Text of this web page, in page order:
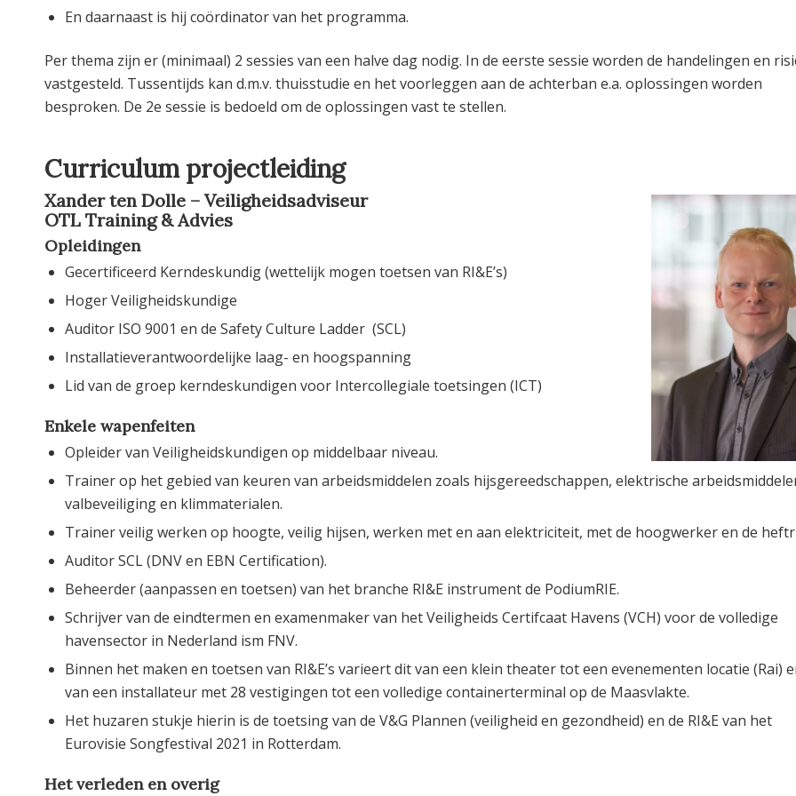
En daarnaast is hij coördinator van het programma.
Per thema zijn er (minimaal) 2 sessies van een halve dag nodig. In de eerste sessie worden de handelingen en
vastgesteld. Tussentijds kan d.m.v. thuisstudie en het voorleggen aan de achterban e.a. oplossingen worden
besproken. De 2e sessie is bedoeld om de oplossingen vast te stellen.
Curriculum projectleiding
Xander ten Dolle – Veiligheidsadviseur
OTL Training & Advies
Opleidingen
Gecertificeerd Kerndeskundig (wettelijk mogen toetsen van RI&E’s)
Hoger Veiligheidskundige
Auditor ISO 9001 en de Safety Culture Ladder (SCL)
Installatieverantwoordelijke laag- en hoogspanning
Lid van de groep kerndeskundigen voor Intercollegiale toetsingen (ICT)
Enkele wapenfeiten
Opleider van Veiligheidskundigen op middelbaar niveau.
Trainer op het gebied van keuren van arbeidsmiddelen zoals hijsgereedschappen, elektrische
valbeveiliging en klimmaterialen.
Trainer veilig werken op hoogte, veilig hijsen, werken met en aan elektriciteit, met de hoogwerker en de
Auditor SCL (DNV en EBN Certification).
Beheerder (aanpassen en toetsen) van het branche RI&E instrument de PodiumRIE.
Schrijver van de eindtermen en examenmaker van het Veiligheids Certifcaat Havens (VCH) voor de volledige
havensector in Nederland ism FNV.
Binnen het maken en toetsen van RI&E’s varieert dit van een klein theater tot een evenementen locatie (Rai)
van een installateur met 28 vestigingen tot een volledige containerterminal op de Maasvlakte.
Het huzaren stukje hierin is de toetsing van de V&G Plannen (veiligheid en gezondheid) en de RI&E van het
Eurovisie Songfestival 2021 in Rotterdam.
Het verleden en overig